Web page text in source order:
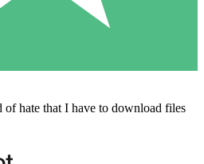
of hate that I have to download files